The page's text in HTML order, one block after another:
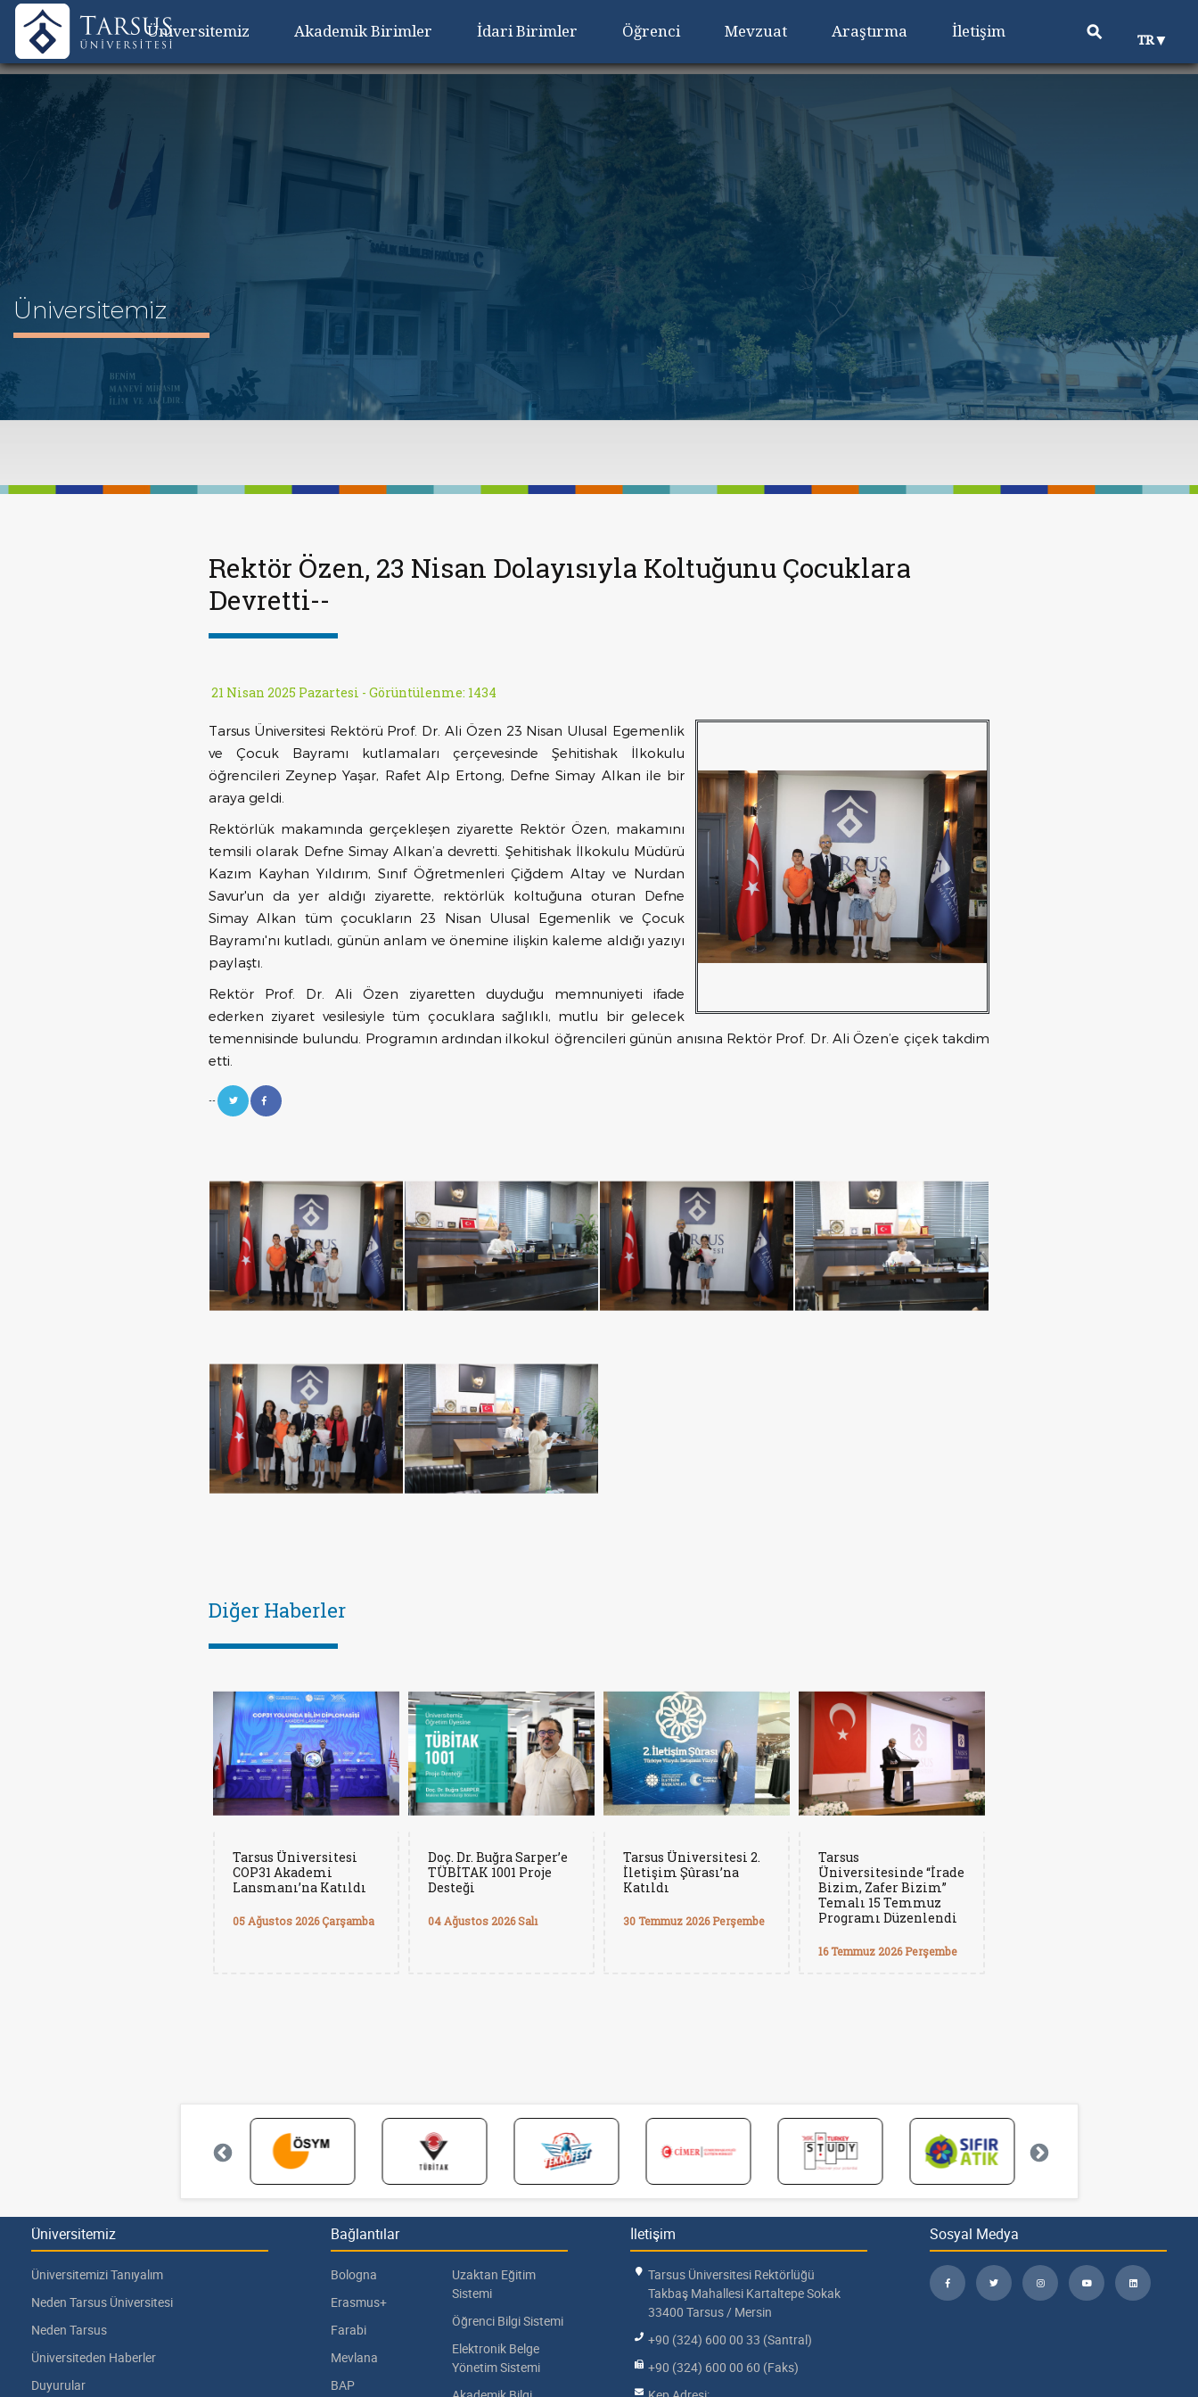
Üniversitemiz Akademik Birimler İdari Birimler Öğrenci Mevzuat Araştırma İletişim ⚲ TR▼
Üniversitemiz
Rektör Özen, 23 Nisan Dolayısıyla Koltuğunu Çocuklara
Devretti--
21 Nisan 2025 Pazartesi - Görüntülenme: 1434
Tarsus Üniversitesi Rektörü Prof. Dr. Ali Özen 23 Nisan Ulusal Egemenlik
ve Çocuk Bayramı kutlamaları çerçevesinde Şehitishak İlkokulu
öğrencileri Zeynep Yaşar, Rafet Alp Ertong, Defne Simay Alkan ile bir
araya geldi.
Rektörlük makamında gerçekleşen ziyarette Rektör Özen, makamını
temsili olarak Defne Simay Alkan’a devretti. Şehitishak İlkokulu Müdürü
Kazım Kayhan Yıldırım, Sınıf Öğretmenleri Çiğdem Altay ve Nurdan
Savur'un da yer aldığı ziyarette, rektörlük koltuğuna oturan Defne
Simay Alkan tüm çocukların 23 Nisan Ulusal Egemenlik ve Çocuk
Bayramı'nı kutladı, günün anlam ve önemine ilişkin kaleme aldığı yazıyı
paylaştı.
Rektör Prof. Dr. Ali Özen ziyaretten duyduğu memnuniyeti ifade
ederken ziyaret vesilesiyle tüm çocuklara sağlıklı, mutlu bir gelecek
temennisinde bulundu. Programın ardından ilkokul öğrencileri günün anısına Rektör Prof. Dr. Ali Özen’e çiçek takdim
etti.
--
Diğer Haberler
Tarsus Üniversitesi
COP31 Akademi
Lansmanı’na Katıldı
05 Ağustos 2026 Çarşamba
Doç. Dr. Buğra Sarper’e
TÜBİTAK 1001 Proje
Desteği
04 Ağustos 2026 Salı
Tarsus Üniversitesi 2.
İletişim Şûrası’na
Katıldı
30 Temmuz 2026 Perşembe
Tarsus
Üniversitesinde “İrade
Bizim, Zafer Bizim”
Temalı 15 Temmuz
Programı Düzenlendi
16 Temmuz 2026 Perşembe
Üniversitemiz
Üniversitemizi Tanıyalım
Neden Tarsus Üniversitesi
Neden Tarsus
Üniversiteden Haberler
Duyurular
Bağlantılar
Bologna
Erasmus+
Farabi
Mevlana
BAP
Uzaktan Eğitim
Sistemi
Öğrenci Bilgi Sistemi
Elektronik Belge
Yönetim Sistemi
İletişim
Tarsus Üniversitesi Rektörlüğü
Takbaş Mahallesi Kartaltepe Sokak
33400 Tarsus / Mersin
+90 (324) 600 00 33 (Santral)
+90 (324) 600 00 60 (Faks)
Sosyal Medya